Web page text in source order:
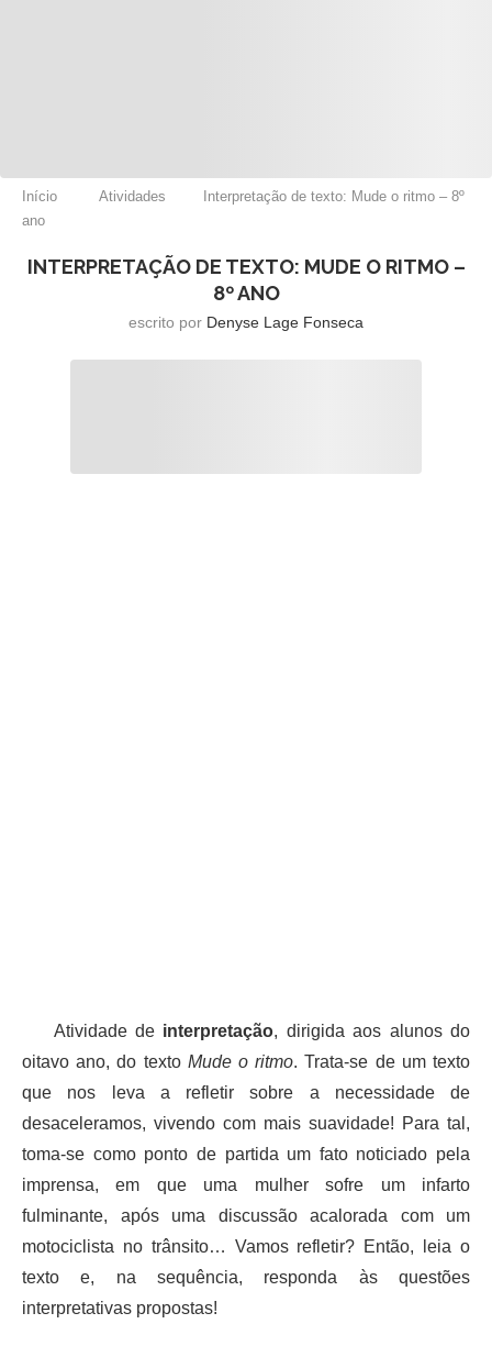
Início Atividades
Interpretação de texto: Mude o ritmo – 8º
ano
INTERPRETAÇÃO DE TEXTO: MUDE O RITMO –
8º ANO
escrito por Denyse Lage Fonseca
Atividade de interpretação, dirigida aos alunos do
oitavo ano, do texto Mude o ritmo. Trata-se de um texto
que nos leva a refletir sobre a necessidade de
desaceleramos, vivendo com mais suavidade! Para tal,
toma-se como ponto de partida um fato noticiado pela
imprensa, em que uma mulher sofre um infarto
fulminante, após uma discussão acalorada com um
motociclista no trânsito… Vamos refletir? Então, leia o
texto e, na sequência, responda às questões
interpretativas propostas!